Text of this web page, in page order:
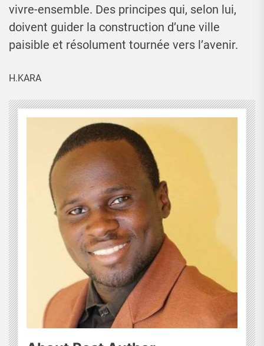
vivre-ensemble. Des principes qui, selon lui,
doivent guider la construction d’une ville
paisible et résolument tournée vers l’avenir.
H.KARA